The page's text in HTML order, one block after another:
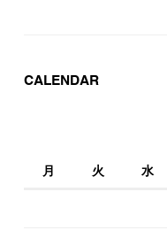
CALENDAR
月 火 水